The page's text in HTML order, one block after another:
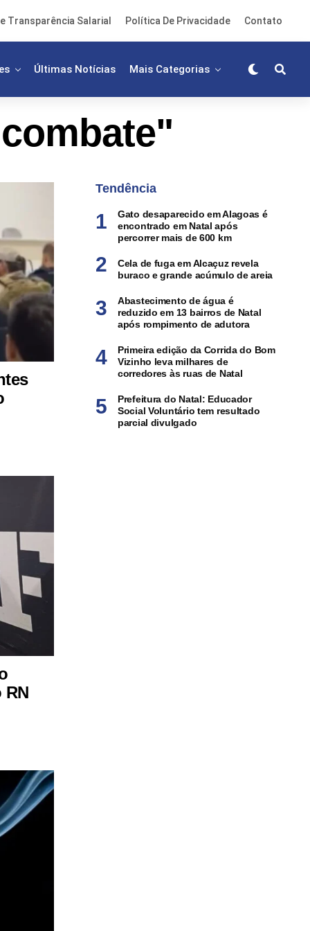
Transparência Salarial Política De Privacidade Contato
Últimas Notícias Mais Categorias
RN
Tendência
Gato desaparecido em Alagoas é
encontrado em Natal após
percorrer mais de 600 km
Cela de fuga em Alcaçuz revela
buraco e grande acúmulo de areia
Abastecimento de água é
reduzido em 13 bairros de Natal
após rompimento de adutora
Primeira edição da Corrida do Bom
Vizinho leva milhares de
corredores às ruas de Natal
Prefeitura do Natal: Educador
Social Voluntário tem resultado
parcial divulgado